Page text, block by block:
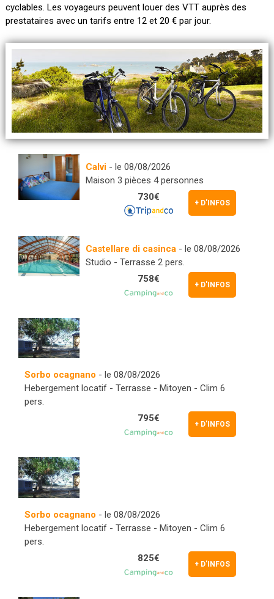
cyclables. Les voyageurs peuvent louer des VTT auprès des
prestataires avec un tarifs entre 12 et 20 € par jour.
Calvi - le 08/08/2026
Maison 3 pièces 4 personnes
+ D'INFOS
730€
Castellare di casinca - le 08/08/2026
Studio - Terrasse 2 pers.
+ D'INFOS
758€
Sorbo ocagnano - le 08/08/2026
Hebergement locatif - Terrasse - Mitoyen - Clim 6
pers.
+ D'INFOS
795€
Sorbo ocagnano - le 08/08/2026
Hebergement locatif - Terrasse - Mitoyen - Clim 6
pers.
+ D'INFOS
825€